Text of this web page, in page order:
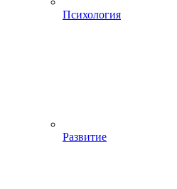
Психология
Развитие